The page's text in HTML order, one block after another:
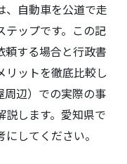
、自動車を公道で走
テップです。この記
頼する場合と行政書
リットを徹底比較し
周辺）での実際の事
します。愛知県で
してください。